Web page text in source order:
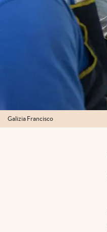
Galizia Francisco